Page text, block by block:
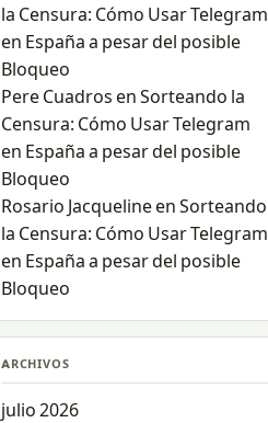
la Censura: Cómo Usar Telegram
en España a pesar del posible
Bloqueo
Pere Cuadros en Sorteando la
Censura: Cómo Usar Telegram
en España a pesar del posible
Bloqueo
Rosario Jacquelineen Sorteando
la Censura: Cómo Usar Telegram
en España a pesar del posible
Bloqueo
ARCHIVOS
julio 2026